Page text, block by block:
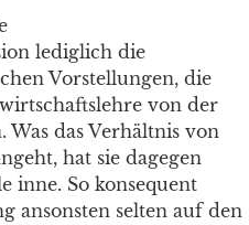
lediglich die
Vorstellungen, die
von der
Was das Verhältnis von
hat sie dagegen
inne. So konsequent
ansonsten selten auf den